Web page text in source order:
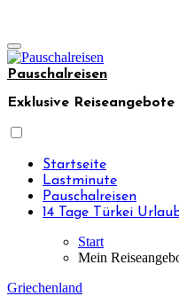
Pauschalreisen
Exklusive
Startseite
Lastminute
Pauschalreisen
14 Tage Türkei
Start
Mein
Griechenland